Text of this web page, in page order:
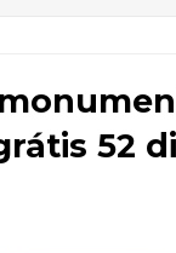
52